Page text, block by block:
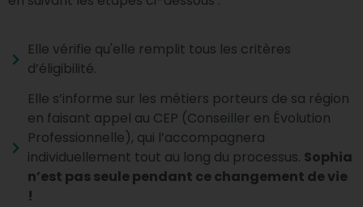
Elle vérifie qu'elle remplit tous les critères
d’éligibilité.
Elle s’informe sur les métiers porteurs de sa région
en faisant appel au CEP (Conseiller en Évolution
Professionnelle), qui l’accompagnera
individuellement tout au long du processus. Sophia
n’est pas seule pendant ce changement de vie
!